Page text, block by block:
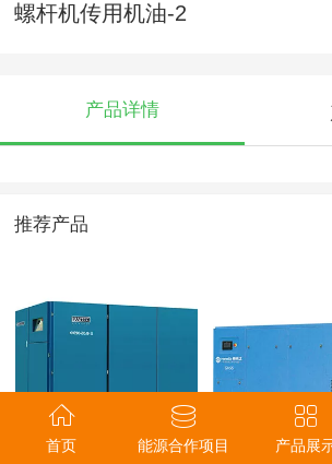
螺杆机传用机油-2
产品详情
推荐产品
KAITAIN两级压缩螺
杆空压机
永磁变频空气
机
首页 能源合作项目 产品展